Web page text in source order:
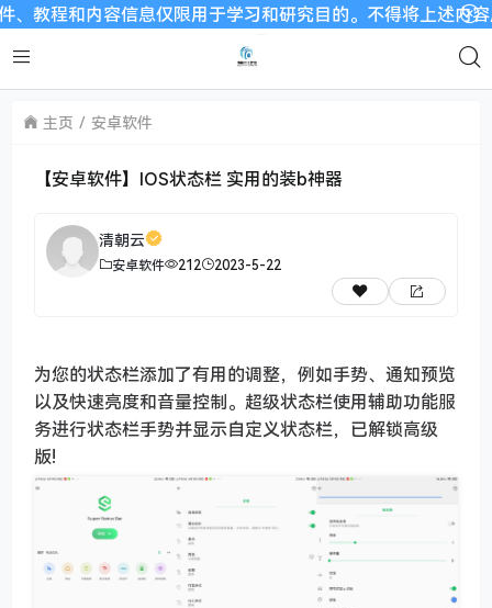
教程和内容信息仅限用于学习和研究目的。不得将上述内
主页 安卓软件
【安卓软件】IOS状态栏 实用的装b神器
清朝云
安卓软件 212 2023-5-22
为您的状态栏添加了有用的调整，例如手势、通知预览
以及快速亮度和音量控制。超级状态栏使用辅助功能服
务进行状态栏手势并显示自定义状态栏，已解锁高级
版!